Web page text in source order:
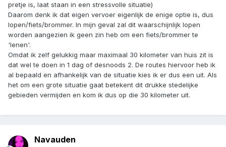
pretje is, laat staan in een stressvolle situatie)
Daarom denk ik dat eigen vervoer eigenlijk de enige optie is, dus
lopen/fiets/brommer. In mijn geval zal dit waarschijnlijk lopen
worden aangezien ik geen zin heb om een fiets/brommer te
'lenen'.
Omdat ik zelf gelukkig maar maximaal 30 kilometer van huis zit is
dat wel te doen in 1 dag of desnoods 2. De routes hiervoor heb ik
al bepaald en afhankelijk van de situatie kies ik er dus een uit. Als
het om een grote situatie gaat betekent dit drukke stedelijke
gebieden vermijden en kom ik dus op die 30 kilometer uit.
Navauden